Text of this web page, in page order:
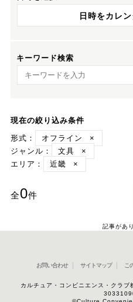
日時をカレ
キーワード検索
キーワード検索
現在の絞り込み条件
形式：
オフライン
×
ジャンル：
文具
×
エリア：
近畿 ×
全0件
記事があ
お問い合わせ サイトマップ こ
カルチュア・コンビニエンス・クラ